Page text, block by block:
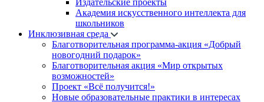
Издательские проекты
Академия искусственного интеллекта для
школьников
Инклюзивная среда
Благотворительная программа-акция «Добрый
новогодний подарок»
Благотворительная акция «Мир открытых
возможностей»
Проект «Всё получится!»
Новые образовательные практики в интересах